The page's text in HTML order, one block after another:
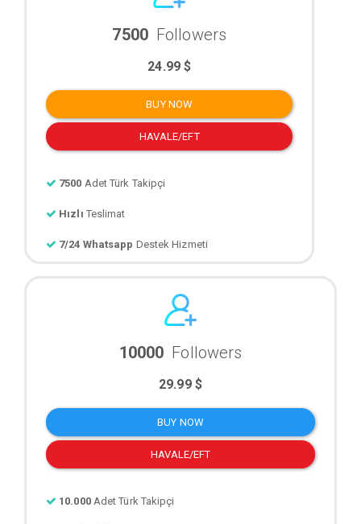
7500 Followers
24.99 $
BUY NOW
HAVALE/EFT
7500 Adet Türk Takipçi
Hızlı Teslimat
7/24 Whatsapp Destek Hizmeti
10000 Followers
29.99 $
BUY NOW
HAVALE/EFT
10.000 Adet Türk Takipçi